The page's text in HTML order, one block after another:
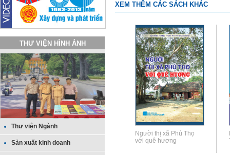
THƯ VIỆN HÌNH ẢNH
Thư viện Ngành
Sản xuất kinh doanh
XEM THÊM CÁC SÁCH KHÁC
Người thị xã Phú Thọ
với quê hương